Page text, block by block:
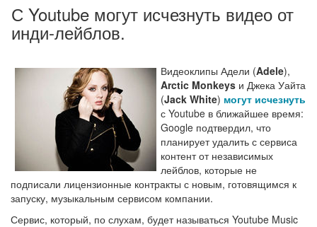
С Youtube могут исчезнуть видео от
инди-лейблов.
Видеоклипы Адели (Adele),
Arctic Monkeys и Джека Уайта
(Jack White) могут исчезнуть
с Youtube в ближайшее время:
Google подтвердил, что
планирует удалить с сервиса
контент от независимых
лейблов, которые не
подписали лицензионные контракты с новым, готовящимся к
запуску, музыкальным сервисом компании.
Сервис, который, по слухам, будет называться Youtube Music